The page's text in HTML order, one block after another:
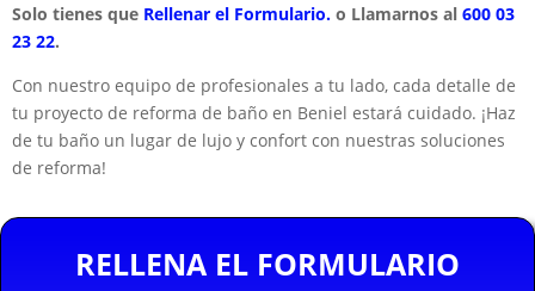
Solo tienes que Rellenar el Formulario. o Llamarnos al 600 03
23 22.
Con nuestro equipo de profesionales a tu lado, cada detalle de
tu proyecto de reforma de baño en Beniel estará cuidado. ¡Haz
de tu baño un lugar de lujo y confort con nuestras soluciones
de reforma!
RELLENA EL FORMULARIO